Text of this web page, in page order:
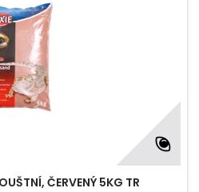
ČERVENÝ 5KG TR